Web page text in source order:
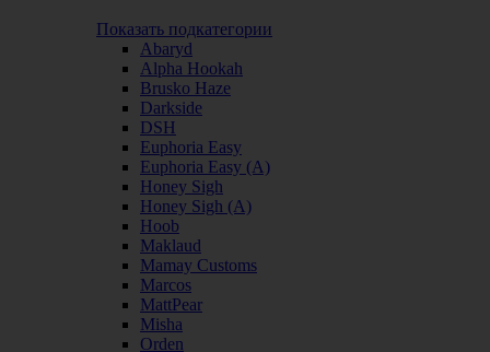
Показать подкатегории
Abaryd
Alpha Hookah
Brusko Haze
Darkside
DSH
Euphoria Easy
Euphoria Easy (А)
Honey Sigh
Honey Sigh (А)
Hoob
Maklaud
Mamay Customs
Marcos
MattPear
Misha
Orden